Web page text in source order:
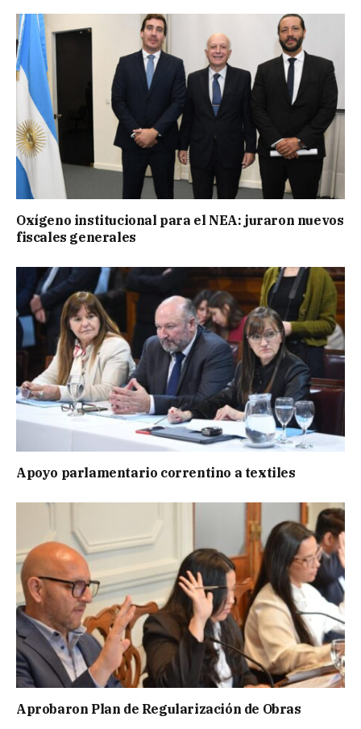
Oxígeno institucional para el NEA: juraron nuevos
fiscales generales
Apoyo parlamentario correntino a textiles
Aprobaron Plan de Regularización de Obras